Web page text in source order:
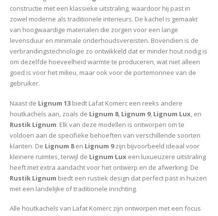
constructie met een klassieke uitstraling, waardoor hij past in
zowel moderne als traditionele interieurs. De kachel is gemaakt
van hoogwaardige materialen die zorgen voor een lange
levensduur en minimale onderhoudsvereisten. Bovendien is de
verbrandingstechnologie zo ontwikkeld dat er minder hout nodig is
om dezelfde hoeveelheid warmte te produceren, wat niet alleen
goed is voor het milieu, maar ook voor de portemonnee van de
gebruiker.
Naast de Lignum 13 biedt Lafat Komerc een reeks andere
houtkachels aan, zoals de Lignum 8, Lignum 9, Lignum Lux , en
Rustik Lignum. Elk van deze modellen is ontworpen om te
voldoen aan de specifieke behoeften van verschillende soorten
klanten. De Lignum 8en Lignum 9zijn bijvoorbeeld ideaal voor
kleinere ruimtes, terwijl de Lignum Lux een luxueuzere uitstraling
heeft met extra aandacht voor het ontwerp en de afwerking. De
Rustik Lignum biedt een rustiek design dat perfect past in huizen
met een landelijke of traditionele inrichting.
Alle houtkachels van Lafat Komerc zijn ontworpen met een focus